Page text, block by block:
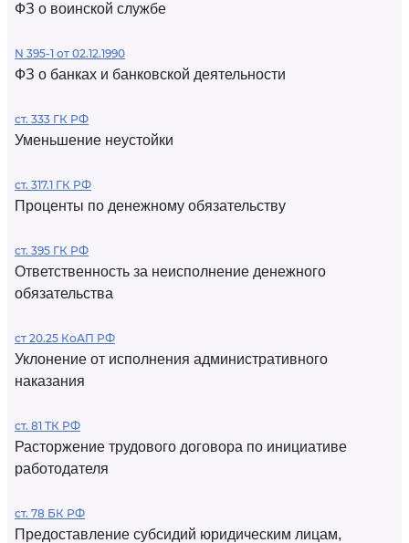
ФЗ о воинской службе
N 395-1 от 02.12.1990
ФЗ о банках и банковской деятельности
ст. 333 ГК РФ
Уменьшение неустойки
ст. 317.1 ГК РФ
Проценты по денежному обязательству
ст. 395 ГК РФ
Ответственность за неисполнение денежного
обязательства
ст 20.25 КоАП РФ
Уклонение от исполнения административного
наказания
ст. 81 ТК РФ
Расторжение трудового договора по инициативе
работодателя
ст. 78 БК РФ
Предоставление субсидий юридическим лицам,